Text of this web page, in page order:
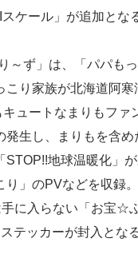
ケール」が追加とな
ず」は、「パパも
り家族が北海道阿
ュートなまりもファ
生し、まりもを含
地球温暖化」
」のPVなどを収録
に入らない「お宝☆
テッカーが封入となる